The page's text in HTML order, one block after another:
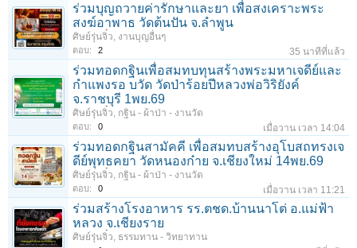
ร่วมบุญถวายค่ารักษาและยา เพื่อสงเคราะพระ
สงฆ์อาพาธ วัดต้นปัน จ.ลําพูน
ศิษย์รุ่นจิ๋ว, งานบุญอื่นๆ
ตอบ: 2 35 นาทีที่แล้ว
ร่วมทอดกฐินเพื่อสมทบทุนสร้างพระมหาเจดีย์และ
กำแพงรอ บวัด วัดป่าร้อยปีหลวงพ่อวิริยังค์
จ.ราชบุรี 1พย.69
ศิษย์รุ่นจิ๋ว, กฐิน - ผ้าป่า - งานวัด
ตอบ: 0 เมื่อวาน เวลา 14:04
ร่วมทอดกฐินสามัคคี เพื่อสมทบสร้างอุโบสถทรงเจ
ดีย์พุทธคยา วัดหนองก๋าย จ.เชียงใหม่ 14พย.69
ศิษย์รุ่นจิ๋ว, กฐิน - ผ้าป่า - งานวัด
ตอบ: 0 เมื่อวาน เวลา 11:21
ร่วมสร้างโรงอาหาร รร.ตชด.บ้านนาโต่ อ.แม่ฟ้า
หลวง จ.เชียงราย
ศิษย์รุ่นจิ๋ว, ธรรมทาน - วิทยาทาน